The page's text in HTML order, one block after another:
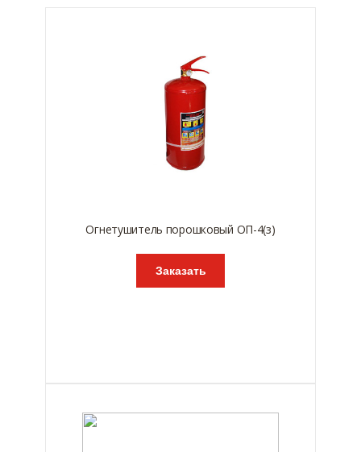
Огнетушитель порошковый ОП-4(з)
Заказать